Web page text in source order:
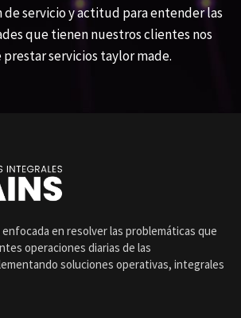
de servicio y actitud para entender las
que tienen nuestros clientes nos
servicios taylor made.
en resolver las problemáticas que
operaciones diarias de las
soluciones operativas, integrales